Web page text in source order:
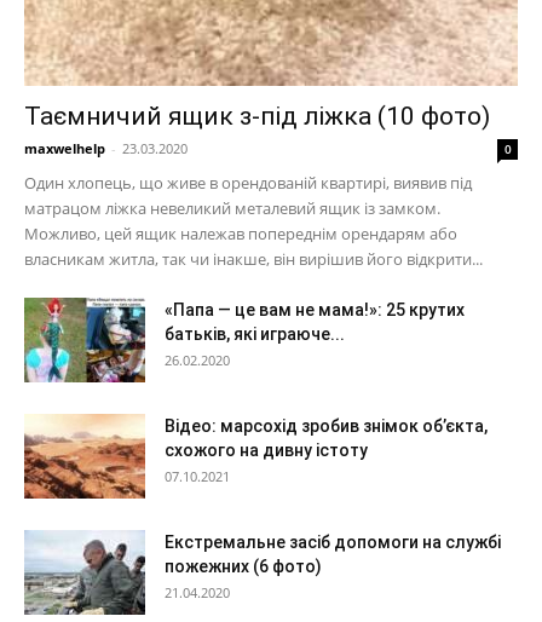
Таємничий ящик з-під ліжка (10 фото)
maxwelhelp - 23.03.2020 0
Один хлопець, що живе в орендованій квартирі, виявив під
матрацом ліжка невеликий металевий ящик із замком.
Можливо, цей ящик належав попереднім орендарям або
власникам житла, так чи інакше, він вирішив його відкрити...
«Папа — це вам не мама!»: 25 крутих
батьків, які играюче...
26.02.2020
Відео: марсохід зробив знімок об’єкта,
схожого на дивну істоту
07.10.2021
Екстремальне засіб допомоги на службі
пожежних (6 фото)
21.04.2020